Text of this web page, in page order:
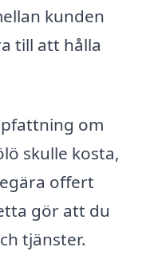
kunden
till att hålla
om
skulle kosta,
offert
gör att du
tjänster.